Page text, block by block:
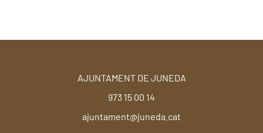
AJUNTAMENT DE JUNEDA
973 15 00 14
ajuntament@juneda.cat